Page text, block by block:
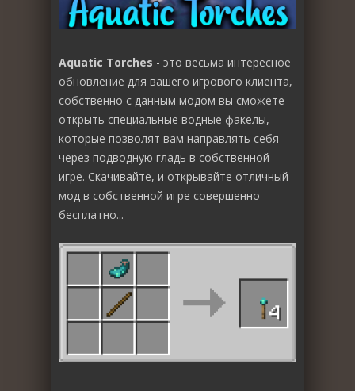
Aquatic Torches - это весьма интересное
обновление для вашего игрового клиента,
собственно с данным модом вы сможете
открыть специальные водные факелы,
которые позволят вам направлять себя
через подводную гладь в собственной
игре. Скачивайте, и открывайте отличный
мод в собственной игре совершенно
бесплатно...